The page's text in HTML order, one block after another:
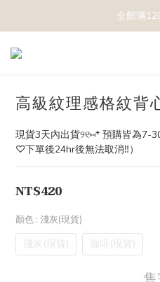
全館滿
高級紋理感格紋
現貨3天內出貨୨୧⑅* 預購皆為7-
♡下單後24hr後無法取消‼️）
NT$420
顏色 : 淺灰(現貨)
淺灰(現貨) 咖啡(現貨)